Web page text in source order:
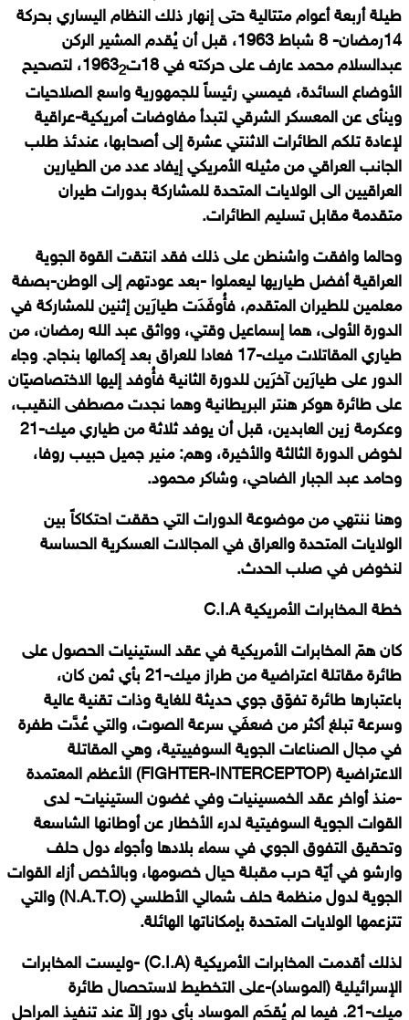
طيلة أربعة أعوام متتالية حتى إنهار ذلك النظام اليساري بحركة
14رمضان- 8 شباط 1963، قبل أن يُقدم المشير الركن
عبدالسلام محمد عارف على حركته في 18ت1963
2
، لتصحيح
الأوضاع السائدة، فيمسي رئيساً للجمهورية واسع الصلاحيات
وينأى عن المعسكر الشرقي لتبدأ مفاوضات أمريكية-عراقية
لإعادة تلكم الطائرات الاثنتي عشرة إلى أصحابها، عندئذ طلب
الجانب العراقي من مثيله الأمريكي إيفاد عدد من الطيارين
العراقيين الى الولايات المتحدة للمشاركة بدورات طيران
متقدمة مقابل تسليم الطائرات.
وحالما وافقت واشنطن على ذلك فقد انتقت القوة الجوية
العراقية أفضل طياريها ليعملوا -بعد عودتهم إلى الوطن-بصفة
معلمين للطيران المتقدم، فأُوفَدَت طيارَين إثنين للمشاركة في
الدورة الأولى، هما إسماعيل وقتي، وواثق عبد الله رمضان، من
طياري المقاتلات ميك-17 فعادا للعراق بعد إكمالها بنجاح. وجاء
الدور على طيارَين آخرَين للدورة الثانية فأُوفد إليها الاختصاصيّان
على طائرة هوكر هنتر البريطانية وهما نجدت مصطفى النقيب،
وعكرمة زين العابدين، قبل أن يوفد ثلاثة من طياري ميك-21
لخوض الدورة الثالثة والأخيرة، وهم: منير جميل حبيب روفا،
وحامد عبد الجبار الضاحي، وشاكر محمود.
وهنا ننتهي من موضوعة الدورات التي حققت احتكاكاً بين
الولايات المتحدة والعراق في المجالات العسكرية الحساسة
لنخوض في صلب الحدث.
خطة الـمخابرات الأمريكيةC.I.A
كان همّ المخابرات الأمريكية في عقد الستينيات الحصول على
طائرة مقاتلة اعتراضية من طراز ميك-21 بأي ثمن كان،
باعتبارها طائرة تفوّق جوي حديثة للغاية وذات تقنية عالية
وسرعة تبلغ أكثر من ضعفَي سرعة الصوت، والتي عُدَّت طفرة
في مجال الصناعات الجوية السوفييتية، وهي المقاتلة
الاعتراضية (
FIGHTER-INTERCEPTOP
) الأعظم المعتمدة
-منذ أواخر عقد الخمسينيات وفي غضون الستينيات- لدى
القوات الجوية السوفيتية لدرء الأخطار عن أوطانها الشاسعة
وتحقيق التفوق الجوي في سماء بلادها وأجواء دول حلف
وارشو في أيّة حرب مقبلة حيال خصومها، وبالأخص أزاء القوات
الجوية لدول منظمة حلف شمالي الأطلسي (
N.A.T.O
) والتي
تتزعمها الولايات المتحدة بإمكاناتها الهائلة.
لذلك أقدمت المخابرات الأمريكية (
C.I.A
) -وليست المخابرات
الإسرائيلية (الموساد)-على التخطيط لاستحصال طائرة
ميك-21. فيما لم يُقحَم الموساد بأي دور إلاّ عند تنفيذ المراحل